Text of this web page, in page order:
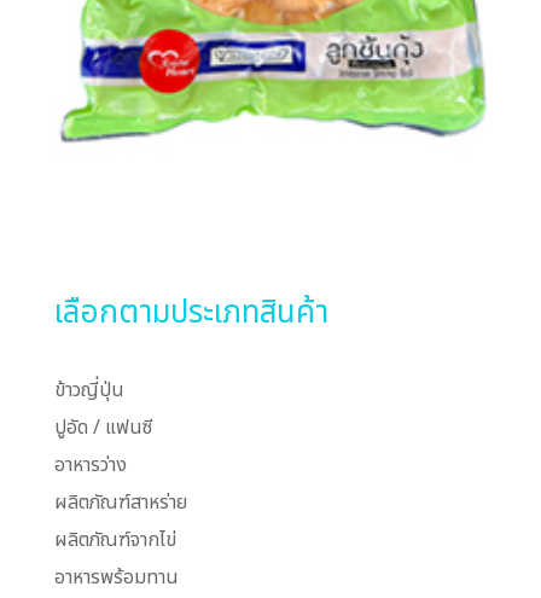
เลือกตามประเภทสินค้า
ข้าวญี่ปุ่น
ปูอัด / แฟนซี
อาหารว่าง
ผลิตภัณฑ์สาหร่าย
ผลิตภัณฑ์จากไข่
อาหารพร้อมทาน